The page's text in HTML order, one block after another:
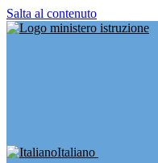
Salta al contenuto
Italiano